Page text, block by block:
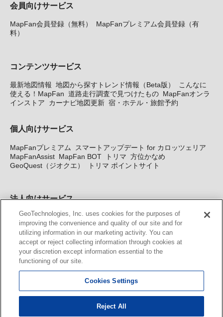
会員向けサービス
MapFan会員登録（無料）
MapFanプレミアム会員登録（有
料）
コンテンツサービス
最新地図情報 地図から探すトレンド情報（Beta版）
こんなに
使える！MapFan 道路走行調査で見つけたもの MapFanオンラ
インストア
カーナビ地図更新 宿・ホテル・旅館予約
個人向けサービス
MapFanプレミアム
スマートアップデート for カロッツェリア
MapFanAssist MapFan BOT トリマ 方位かなめ
GeoQuest（ジオクエ）
トリマ ポイントサイト
法人向けサービス
法人向け地図・位置情報サービス WEBサイト・システム向け地
図API Windows PC向け地図開発キット MapFan DB 住所確認
サービス
MAP WORLD+ トリマ広告 Geo-Research
カーナビ地図更新サービス
MapFan スマートメンバーズ カロッツェリア地図割プラス
KENWOOD MapFan Club
GeoTechnologies, Inc. uses cookies for the purposes of
improving the convenience and quality of our site and for
utilizing information in our marketing activity. You can
accept or reject collecting information through cookies at
your discretion except information essential to the
functioning of our site.
Cookies Settings
Reject All